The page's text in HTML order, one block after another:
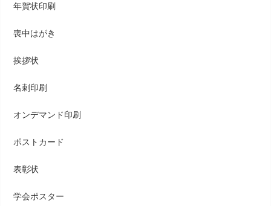
年賀状印刷
喪中はがき
挨拶状
名刺印刷
オンデマンド印刷
ポストカード
表彰状
学会ポスター